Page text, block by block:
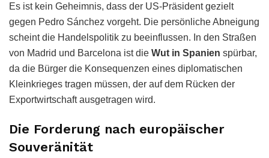
Es ist kein Geheimnis, dass der US-Präsident gezielt
gegen Pedro Sánchez vorgeht. Die persönliche Abneigung
scheint die Handelspolitik zu beeinflussen. In den Straßen
von Madrid und Barcelona ist die Wut in Spanien spürbar,
da die Bürger die Konsequenzen eines diplomatischen
Kleinkrieges tragen müssen, der auf dem Rücken der
Exportwirtschaft ausgetragen wird.
Die Forderung nach europäischer
Souveränität